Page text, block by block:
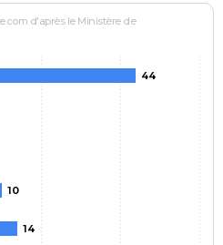
d'après le Ministère de
44
10
14